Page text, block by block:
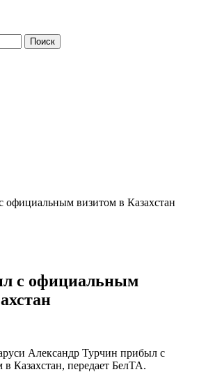
официальным визитом в Казахстан
с официальным
Александр Турчин прибыл с
Казахстан, передает БелТА.